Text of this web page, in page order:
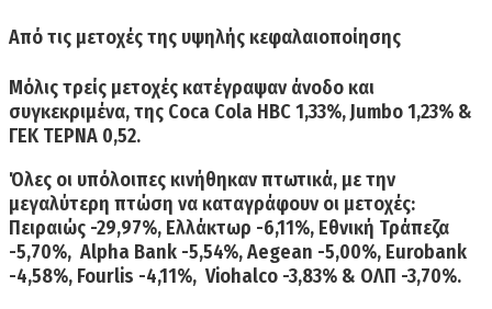
Από τις μετοχές της υψηλής κεφαλαιοποίησης
Μόλις τρείς μετοχές κατέγραψαν άνοδοκαι
συγκεκριμένα, της Coca Cola HBC 1,33%, Jumbo 1,23% &
ΓΕΚ ΤΕΡΝΑ 0,52.
Όλες οι υπόλοιπες κινήθηκαν πτωτικά, με την
μεγαλύτερη πτώση να καταγράφουν οι μετοχές:
Πειραιώς -29,97%, Ελλάκτωρ -6,11%, Εθνική Τράπεζα
-5,70%, Alpha Bank -5,54%, Aegean -5,00%, Eurobank
-4,58%, Fourlis -4,11%, Viohalco -3,83% & ΟΛΠ -3,70%.